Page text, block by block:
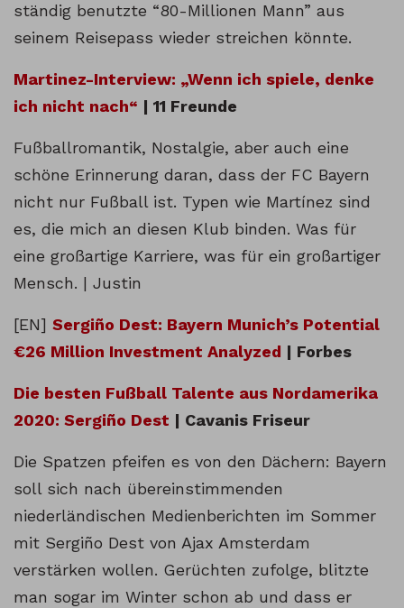
ständig benutzte “80-Millionen Mann” aus
seinem Reisepass wieder streichen könnte.
Martinez-Interview: „Wenn ich spiele, denke
ich nicht nach“ | 11 Freunde
Fußballromantik, Nostalgie, aber auch eine
schöne Erinnerung daran, dass der FC Bayern
nicht nur Fußball ist. Typen wie Martínez sind
es, die mich an diesen Klub binden. Was für
eine großartige Karriere, was für ein großartiger
Mensch. | Justin
[EN] Sergiño Dest: Bayern Munich’s Potential
€26 Million Investment Analyzed | Forbes
Die besten Fußball Talente aus Nordamerika
2020: Sergiño Dest | Cavanis Friseur
Die Spatzen pfeifen es von den Dächern: Bayern
soll sich nach übereinstimmenden
niederländischen Medienberichten im Sommer
mit Sergiño Dest von Ajax Amsterdam
verstärken wollen. Gerüchten zufolge, blitzte
man sogar im Winter schon ab und dass er